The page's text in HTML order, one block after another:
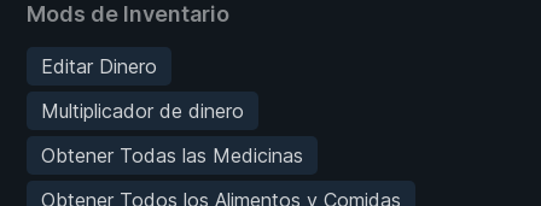
Mods de Inventario
Editar Dinero
Multiplicador de dinero
Obtener Todas las Medicinas
Obtener Todos los Alimentos y Comidas